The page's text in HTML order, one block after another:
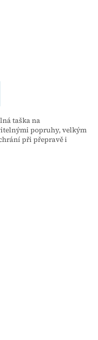
taška na
popruhy, velkým
při přepravě i